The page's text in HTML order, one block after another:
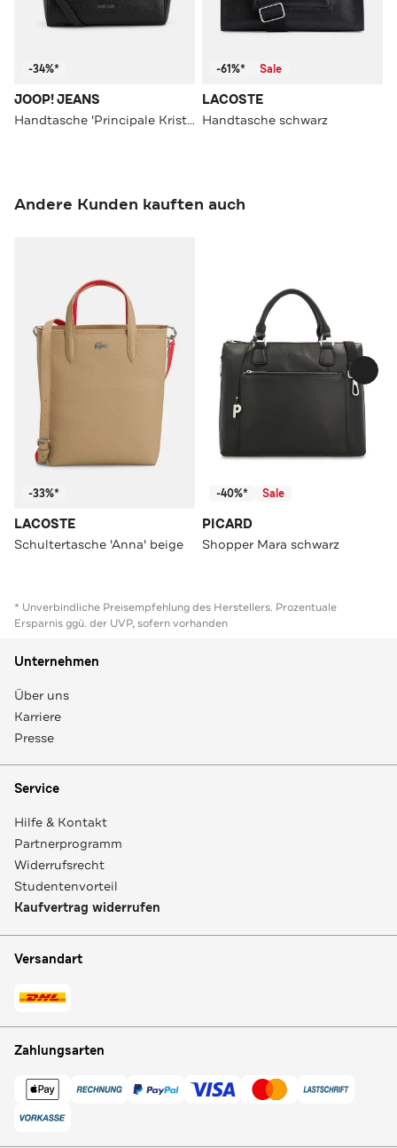
-34%*
JOOP! JEANS
Handtasche 'Principale Kristina'schwarz
-61%* Sale
LACOSTE
Handtasche schwarz
Andere Kunden kauften auch
-33%*
LACOSTE
Schultertasche 'Anna' beige
-40%* Sale
PICARD
Shopper Mara schwarz
* Unverbindliche Preisempfehlung des Herstellers. Prozentuale
Ersparnis ggü. der UVP, sofern vorhanden
Unternehmen
Über uns
Karriere
Presse
Service
Hilfe & Kontakt
Partnerprogramm
Widerrufsrecht
Studentenvorteil
Kaufvertrag widerrufen
Versandart
Zahlungsarten